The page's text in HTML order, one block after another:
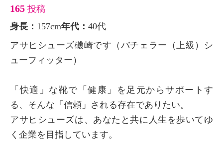
165 投稿
身長： 157cm年代： 40代
アサヒシューズ磯崎です（バチェラー（上級）シ
ューフィッター）
「快適」な靴で「健康」を足元からサポートす
る、そんな「信頼」される存在でありたい。
アサヒシューズは、あなたと共に人生を歩いてゆ
く企業を目指しています。